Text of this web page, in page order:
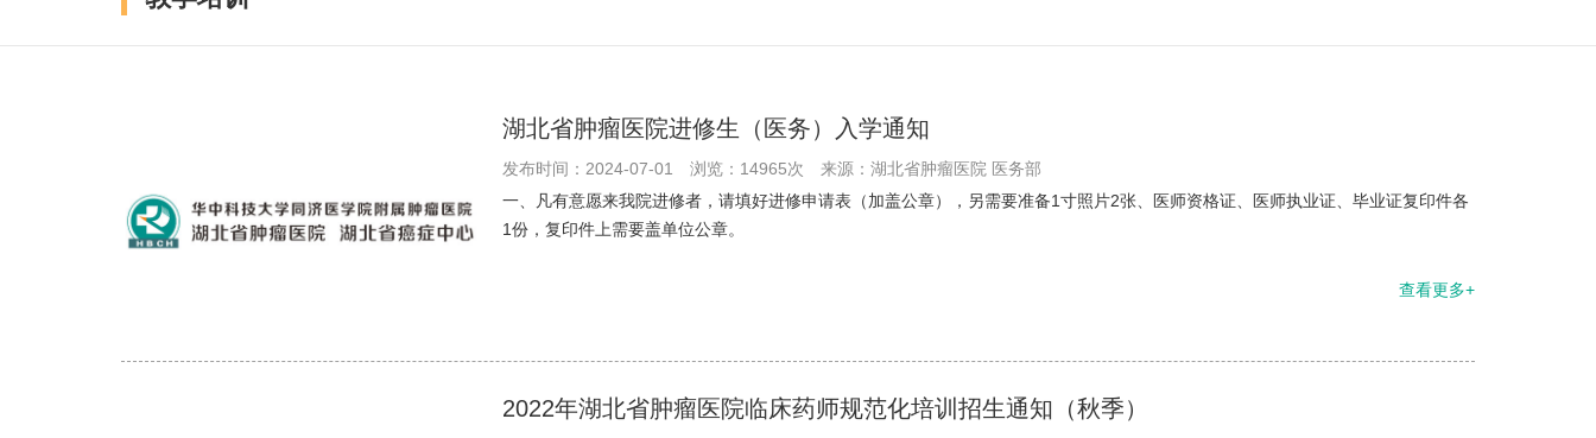
湖北省肿瘤医院进修生（医务）入学通知
发布时间：2024-07-01 浏览：14965次
来源：湖北省肿瘤医院 医务部
一、凡有意愿来我院进修者，请填好进修申请表（加盖公章），另需要准备1寸照片2张、医师资格证、医师执业证、毕业证复印件各
1份，复印件上需要盖单位公章。
查看更多+
2022年湖北省肿瘤医院临床药师规范化培训招生通知（秋季）